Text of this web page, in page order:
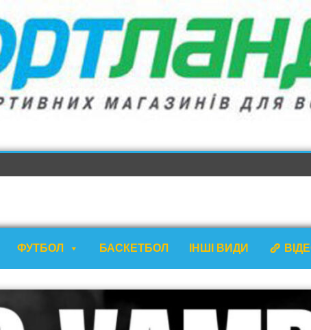
ФУТБОЛ БАСКЕТБОЛ ІНШІ ВИДИ